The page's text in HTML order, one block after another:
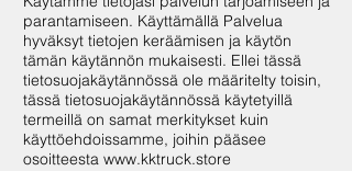
parantamiseen. Käyttämällä Palvelua
hyväksyt tietojen keräämisen ja käytön
tämän käytännön mukaisesti. Ellei tässä
tietosuojakäytännössä ole määritelty toisin,
tässä tietosuojakäytännössä käytetyillä
termeillä on samat merkitykset kuin
käyttöehdoissamme, joihin pääsee
osoitteesta www.kktruck.store